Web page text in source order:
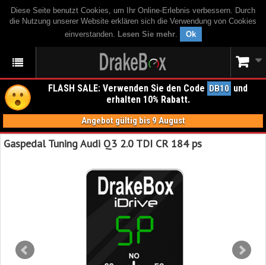
Diese Seite benutzt Cookies, um Ihr Online-Erlebnis verbessern. Durch
die Nutzung unserer Website erklären sich die Verwendung von Cookies
einverstanden. Lesen Sie mehr. Ok
FLASH SALE: Verwenden Sie den Code DB10 und
erhalten 10% Rabatt.
Angebot gültig bis 9 August
Gaspedal Tuning Audi Q3 2.0 TDI CR 184 ps